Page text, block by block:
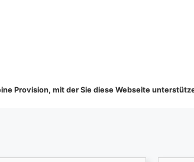
Provision, mit der Sie diese Webseite